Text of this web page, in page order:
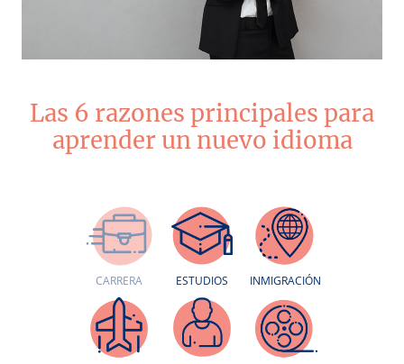
Las 6 razones principales para
aprender un nuevo idioma
CARRERA ESTUDIOS INMIGRACIÓN